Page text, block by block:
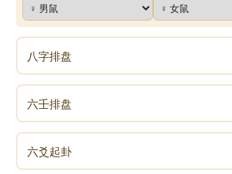
八字排盘
六壬排盘
六爻起卦